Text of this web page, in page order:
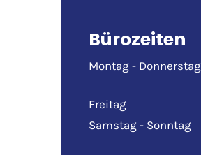
Bürozeiten
Montag - Donnerstag
Freitag
Samstag - Sonntag